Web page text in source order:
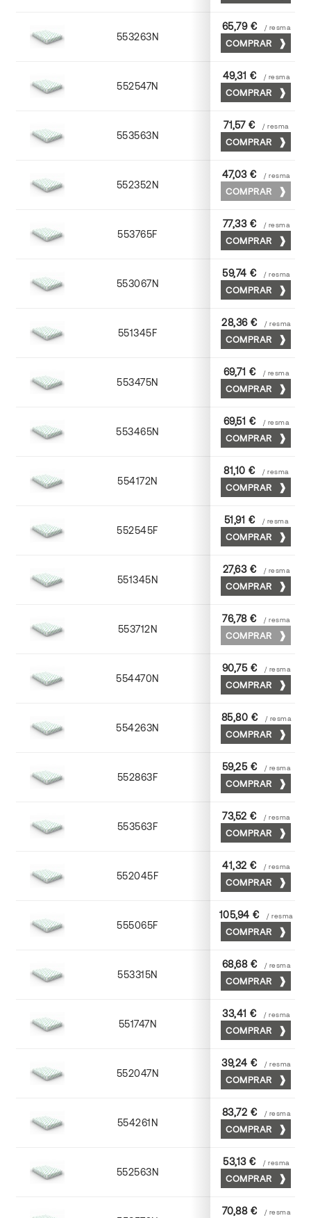
553263N 63 x 88
65,79 € / resma
COMPRAR
552547N 45 x 64
49,31 € / resma
COMPRAR
553563N 63 x 88
71,57 € / resma
COMPRAR
552352N 52 x 70
47,03 € / resma
COMPRAR
553765F 65 x 90
77,33 € / resma
COMPRAR
553067N 65 x 90
59,74 € / resma
COMPRAR
551345F 45 x 64
28,36 € / resma
COMPRAR
553475N 75 x 53
69,71 € / resma
COMPRAR
553465N 65 x 90
69,51 € / resma
COMPRAR
554172N 70 x 100
81,10 € / resma
COMPRAR
552545F 45 x 64
51,91 € / resma
COMPRAR
551345N 45 x 64
27,63 € / resma
COMPRAR
553712N 72 x 102
76,78 € / resma
COMPRAR
554470N 70 x 100
90,75 € / resma
COMPRAR
554263N 63 x 88
85,80 € / resma
COMPRAR
552863F 63 x 88
59,25 € / resma
COMPRAR
553563F 63 x 88
73,52 € / resma
COMPRAR
552045F 45 x 64
41,32 € / resma
COMPRAR
555065F 65 x 90
105,94 € / resma
COMPRAR
553315N 72 x 102
68,68 € / resma
COMPRAR
551747N 45 x 64
33,41 € / resma
COMPRAR
552047N 45 x 64
39,24 € / resma
COMPRAR
554261N 63 x 88
83,72 € / resma
COMPRAR
552563N 63 x 88
53,13 € / resma
COMPRAR
70,88 € / resma